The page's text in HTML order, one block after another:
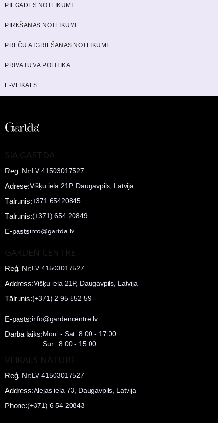
E-VEIKALS
PRIVĀTUMA POLITIKA
PREČU ATGRIEŠANAS NOTEIKUMI
PIRKŠANAS NOTEIKUMI
PIEGĀDES NOTEIKUMI
SIA GARTDA
Reg. Nr:LV 41503017527
Adrese:Višķu iela 21P, Daugavpils, Latvija
Tālrunis:+371 65420845
Tālrunis:(+371) 654 20849
E-pastsinfo@gartda.lv
GARDEN CENTRE
Reģ. Nr:LV 41503017527
Address:Višķu iela 21P, Daugavpils, Latvija
Tālrunis:(+371) 2 95 552 59
E-pasts:info@gardencentre.lv
Darba laiks:Mon. - Sat. 8:00 - 17:00
Sun. 8:00 - 15:00
VEIKALS NATURE
Reģ. Nr:LV 41503017527
Address:Alejas iela 73, Daugavpils, Latvija
Phone:(+371) 6 54 20843